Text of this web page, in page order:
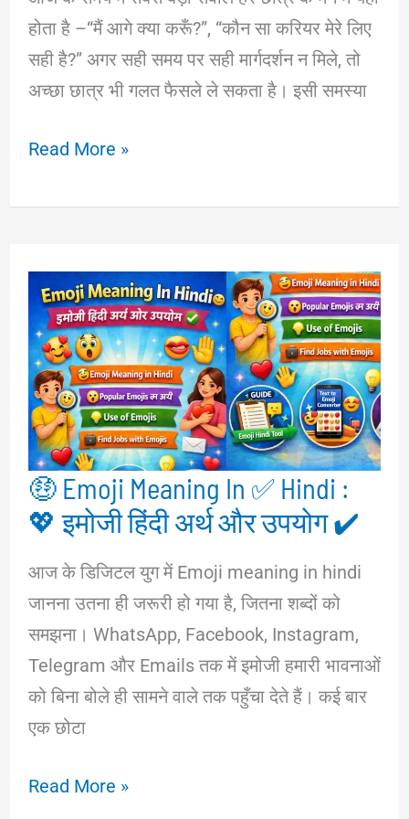
होता है –“मैं आगे क्या करूँ?”, “कौन सा करियर मेरे लिए
सही है?” अगर सही समय पर सही मार्गदर्शन न मिले, तो
अच्छा छात्र भी गलत फैसले ले सकता है। इसी समस्या
Career
for
in
Hindi
–
सही
करियर
चुनने
की
पूरी
जानकारी
Read More »
🤑 Emoji Meaning In ✅ Hindi :
💖 इमोजी हिंदी अर्थ और उपयोग ✔️
आज के डिजिटल युग में Emoji meaning in hindi
जानना उतना ही जरूरी हो गया है, जितना शब्दों को
समझना। WhatsApp, Facebook, Instagram,
Telegram और Emails तक में इमोजी हमारी भावनाओं
को बिना बोले ही सामने वाले तक पहुँचा देते हैं। कई बार
एक छोटा
🤑
Read More »